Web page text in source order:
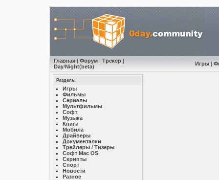
Главная| Форум| Трекер|
Day/Night(beta) Игры|
Разделы
Игры
Фильмы
Сериалы
Мультфильмы
Софт
Музыкa
Книги
Мобила
Драйверы
Документалки
Трейлеры / Тизеры
Софт Mac OS
Скрипты
Спорт
Новости
Разное